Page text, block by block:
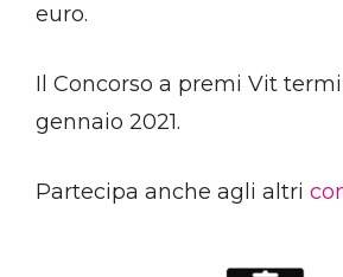
euro.
Il Concorso a premi Vit
gennaio 2021.
Partecipa anche agli altri